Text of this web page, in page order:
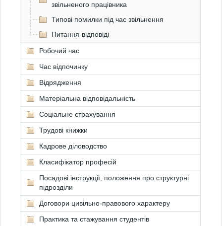
звільненого працівника
Типові помилки під час звільнення
Питання-відповіді
Робочий час
Час відпочинку
Відрядження
Матеріальна відповідальність
Соціальне страхування
Трудові книжки
Кадрове діловодство
Класифікатор професій
Посадові інструкції, положення про структурні
підрозділи
Договори цивільно-правового характеру
Практика та стажування студентів